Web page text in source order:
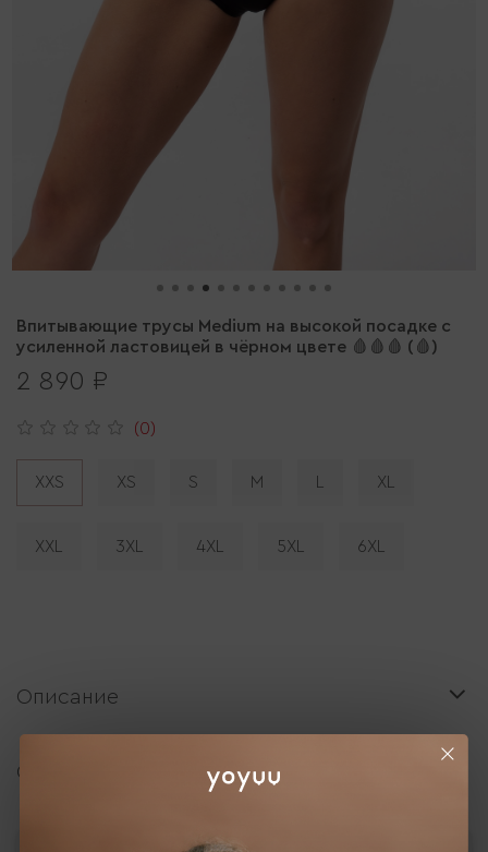
(0)
Впитывающие трусы Medium на высокой посадке с
усиленной ластовицей в чёрном цвете 🩸🩸🩸 (🩸)
2 890 ₽
XXS XS S M L XL
XXL 3XL 4XL 5XL 6XL
Описание
Отзывы